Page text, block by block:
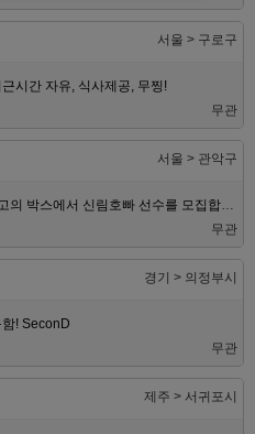
서울 > 구로구
시간 자유, 식사제공, 무찡!
무관
서울 > 관악구
무관
경기 > 의정부시
! SeconD
무관
제주 > 서귀포시